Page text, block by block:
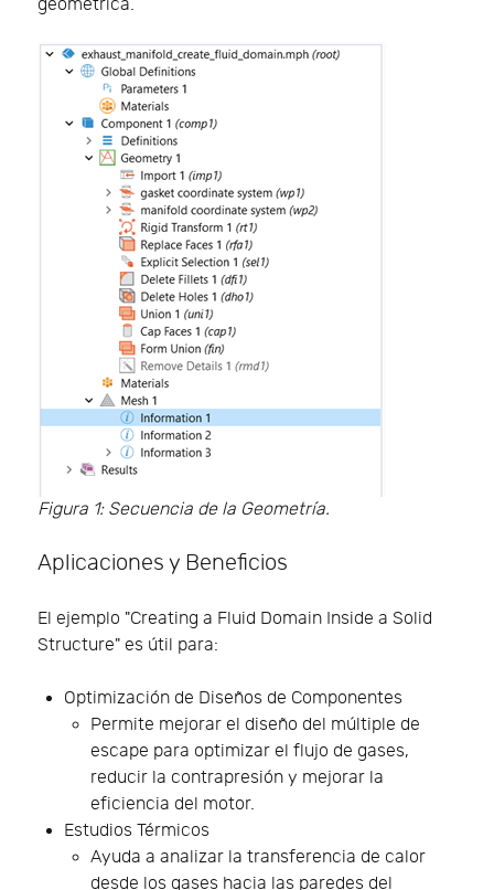
geométrica.
Figura 1: Secuencia de la Geometría.
Aplicaciones y Beneficios
El ejemplo "Creating a Fluid Domain Inside a Solid
Structure" es útil para:
Optimización de Diseños de Componentes
Permite mejorar el diseño del múltiple de
escape para optimizar el flujo de gases,
reducir la contrapresión y mejorar la
eficiencia del motor.
Estudios Térmicos
Ayuda a analizar la transferencia de calor
desde los gases hacia las paredes del